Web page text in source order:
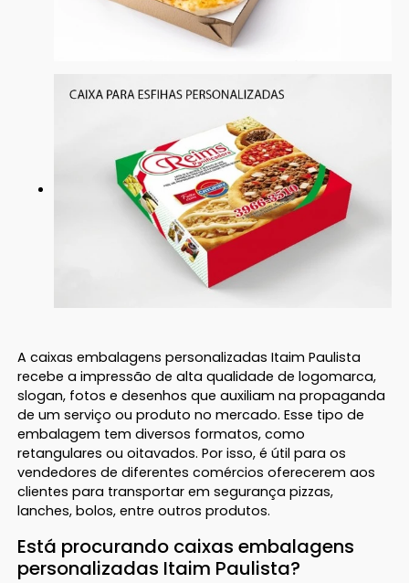
A caixas embalagens personalizadas Itaim Paulista
recebe a impressão de alta qualidade de logomarca,
slogan, fotos e desenhos que auxiliam na propaganda
de um serviço ou produto no mercado. Esse tipo de
embalagem tem diversos formatos, como
retangulares ou oitavados. Por isso, é útil para os
vendedores de diferentes comércios oferecerem aos
clientes para transportar em segurança pizzas,
lanches, bolos, entre outros produtos.
Está procurando caixas embalagens
personalizadas Itaim Paulista?